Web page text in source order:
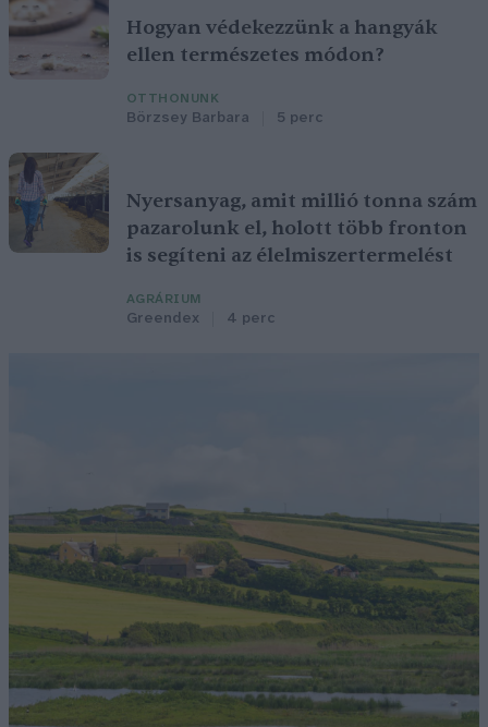
Hogyan védekezzünk a hangyák
ellen természetes módon?
OTTHONUNK
Börzsey Barbara 5 perc
Nyersanyag, amit millió tonna szám
pazarolunk el, holott több fronton
is segíteni az élelmiszertermelést
AGRÁRIUM
Greendex 4 perc